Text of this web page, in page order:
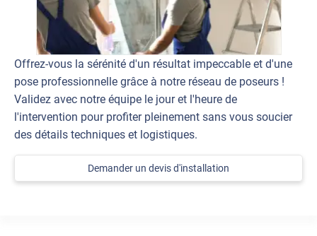
Offrez-vous la sérénité d'un résultat impeccable et d'une
pose professionnelle grâce à notre réseau de poseurs !
Validez avec notre équipe le jour et l'heure de
l'intervention pour profiter pleinement sans vous soucier
des détails techniques et logistiques.
Demander un devis d'installation